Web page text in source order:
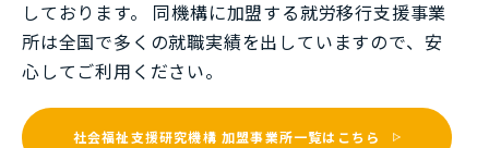
しております。 同機構に加盟する就労移⾏⽀援事業
所は全国で多くの就職実績を出していますので、安
⼼してご利⽤ください。
社会福祉支援研究機構 加盟事業所一覧はこちら